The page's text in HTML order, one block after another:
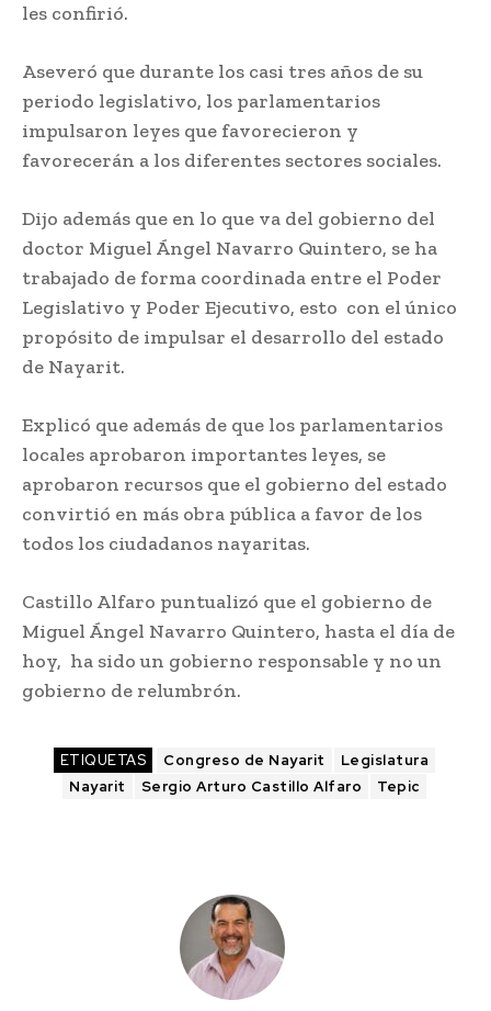
les confirió.
Aseveró que durante los casi tres años de su
periodo legislativo, los parlamentarios
impulsaron leyes que favorecieron y
favorecerán a los diferentes sectores sociales.
Dijo además que en lo que va del gobierno del
doctor Miguel Ángel Navarro Quintero, se ha
trabajado de forma coordinada entre el Poder
Legislativo y Poder Ejecutivo, esto con el único
propósito de impulsar el desarrollo del estado
de Nayarit.
Explicó que además de que los parlamentarios
locales aprobaron importantes leyes, se
aprobaron recursos que el gobierno del estado
convirtió en más obra pública a favor de los
todos los ciudadanos nayaritas.
Castillo Alfaro puntualizó que el gobierno de
Miguel Ángel Navarro Quintero, hasta el día de
hoy, ha sido un gobierno responsable y no un
gobierno de relumbrón.
ETIQUETAS Congreso de Nayarit
Legislatura
Nayarit
Sergio Arturo Castillo Alfaro Tepic